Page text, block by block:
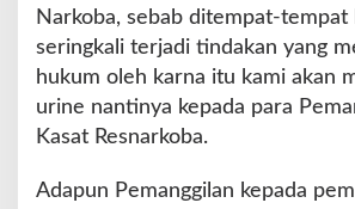
b
M
i
I
Narkoba, sebab ditempat-tempat
seringkali terjadi tindakan yang
hukum oleh karna itu kami akan
urine nantinya kepada para
Kasat Resnarkoba.
Adapun Pemanggilan kepada